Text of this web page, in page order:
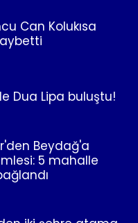
Can Kolukısa
Dua Lipa buluştu!
Beydağ'a
5 mahalle